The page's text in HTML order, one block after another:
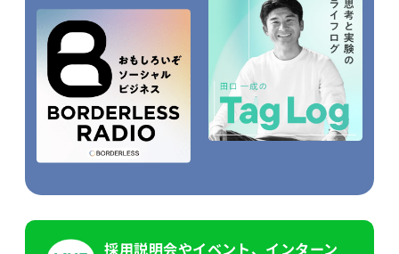
採用説明会やイベント、インターン